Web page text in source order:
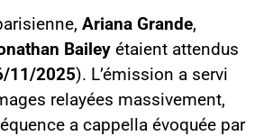
Ariana Grande,
Bailey étaient attendus
11/2025). L’émission a servi
relayées massivement,
a cappella évoquée par